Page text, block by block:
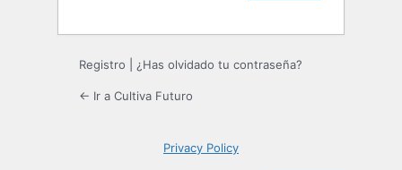
Registro ¿Has olvidado tu contraseña?
← Ir a Cultiva Futuro
Privacy Policy